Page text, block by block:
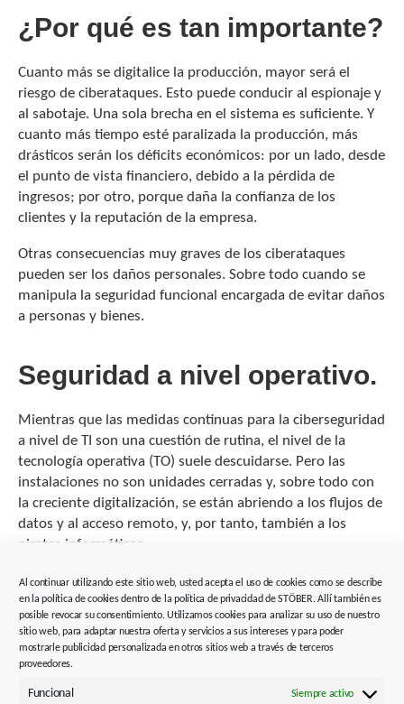
Al continuar utilizando este sitio web, usted acepta el uso de cookies como se describe
en la política de cookies dentro de la política de privacidad de STÖBER. Allí también es
posible revocar su consentimiento. Utilizamos cookies para analizar su uso de nuestro
sitio web, para adaptar nuestra oferta y servicios a sus intereses y para poder
mostrarle publicidad personalizada en otros sitios web a través de terceros
proveedores.
Funcional Siempre activo
¿Por qué es tan importante?
Cuanto más se digitalice la producción, mayor será el
riesgo de ciberataques. Esto puede conducir al espionaje y
al sabotaje. Una sola brecha en el sistema es suficiente. Y
cuanto más tiempo esté paralizada la producción, más
drásticos serán los déficits económicos: por un lado, desde
el punto de vista financiero, debido a la pérdida de
ingresos; por otro, porque daña la confianza de los
clientes y la reputación de la empresa.
Otras consecuencias muy graves de los ciberataques
pueden ser los daños personales. Sobre todo cuando se
manipula la seguridad funcional encargada de evitar daños
a personas y bienes.
Seguridad a nivel operativo.
Mientras que las medidas continuas para la ciberseguridad
a nivel de TI son una cuestión de rutina, el nivel de la
tecnología operativa (TO) suele descuidarse. Pero las
instalaciones no son unidades cerradas y, sobre todo con
la creciente digitalización, se están abriendo a los flujos de
datos y al acceso remoto, y, por tanto, también a los
piratas informáticos.
Nuestra estrategia de seguridad se basa en el estándar
internacional IEC 62443, la norma de seguridad para
sistemas de automatización industrial.
Incluye lo siguiente
Directrices y mejores prácticas para la seguridad de